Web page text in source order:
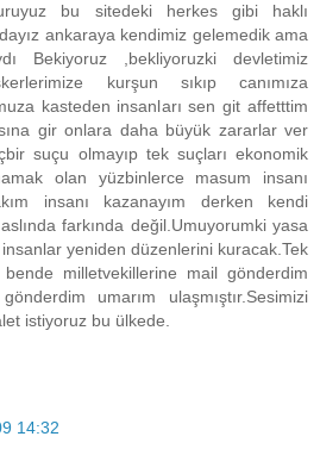
bu sitedeki herkes gibi haklı
ankaraya kendimiz gelemedik ama
Bekiyoruz ,bekliyoruzki devletimiz
kurşun sıkıp canımıza
kasteden insanları sen git affetttim
gir onlara daha büyük zararlar ver
suçu olmayıp tek suçları ekonomik
olan yüzbinlerce masum insanı
insanı kazanayım derken kendi
farkında değil.Umuyorumki yasa
yeniden düzenlerini kuracak.Tek
milletvekillerine mail gönderdim
umarım ulaşmıştır.Sesimizi
istiyoruz bu ülkede.
14:32